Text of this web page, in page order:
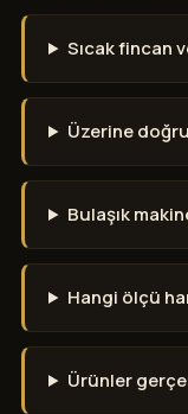
Sıcak fincan
Üzerine
Bulaşık
Hangi ölçü
Ürünler